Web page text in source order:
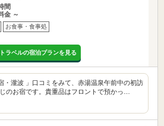
間
金 ～
お食事・食事処
ラベルの宿泊プランを見る
・瀧波 」口コミをみて、赤湯温泉午前中の初訪
のお宿です。貴重品はフロントで預かっ…